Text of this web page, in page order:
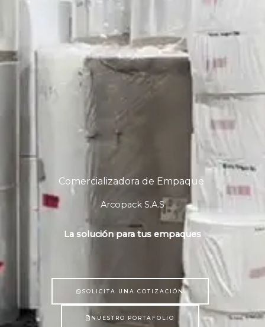
Comercializadora de Empaque
Arcopack S.A.S
La solución para tus empaques
SOLICITA UNA COTIZACIÓN
NUESTRO PORTAFOLIO